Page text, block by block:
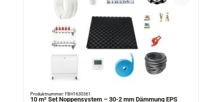
Produktnummer: FBH1630361
10 m² Set Noppensystem – 30-2 mm Dämmung EPS